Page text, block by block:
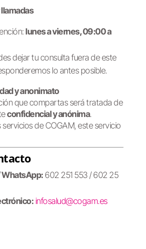
lunes a viernes, 09:00 a
dejar tu consulta fuera de este
lo antes posible.
y anonimato
que compartas será tratada de
confidencial y anónima.
de COGAM, este servicio
WhatsApp: 602 251 553 / 602 25
infosalud@cogam.es